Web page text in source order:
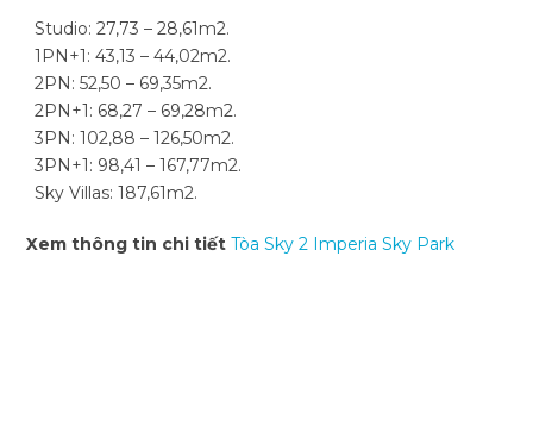
Studio: 27,73 – 28,61m2.
1PN+1: 43,13 – 44,02m2.
2PN: 52,50 – 69,35m2.
2PN+1: 68,27 – 69,28m2.
3PN: 102,88 – 126,50m2.
3PN+1: 98,41 – 167,77m2.
Sky Villas: 187,61m2.
Xem thông tin chi tiết Tòa Sky 2 Imperia Sky Park